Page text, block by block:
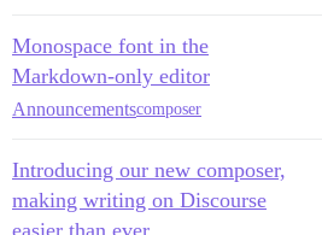
Monospace font in the
Markdown-only editor
Announcementscomposer
Introducing our new composer,
making writing on Discourse
easier than ever